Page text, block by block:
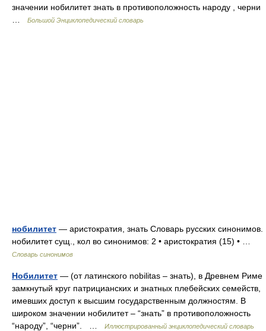
значении нобилитет знать в противоположность народу , черни
Большой Энциклопедический словарь
нобилитет — аристократия, знать Словарь русских синонимов.
нобилитет сущ., кол во синонимов: 2 • аристократия (15) • …
Словарь синонимов
Нобилитет — (от латинского nobilitas – знать), в Древнем Риме
замкнутый круг патрицианских и знатных плебейских семейств,
имевших доступ к высшим государственным должностям. В
широком значении нобилитет – “знать” в противоположность
“народу”, “черни”. …
Иллюстрированный энциклопедический словарь